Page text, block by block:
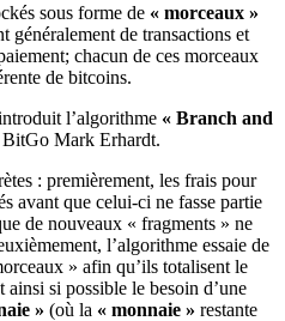
sous forme de « morceaux »
généralement de transactions et
chacun de ces morceaux
de bitcoins.
l’algorithme « Branch and
BitGo Mark Erhardt.
: premièrement, les frais pour
avant que celui-ci ne fasse partie
de nouveaux « fragments » ne
l’algorithme essaie de
» afin qu’ils totalisent le
ainsi si possible le besoin d’une
» (où la « monnaie » restante